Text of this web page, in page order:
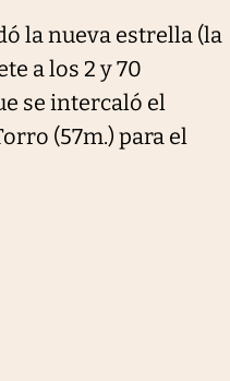
la nueva estrella (la
a los 2 y 70
se intercaló el
(57m.) para el